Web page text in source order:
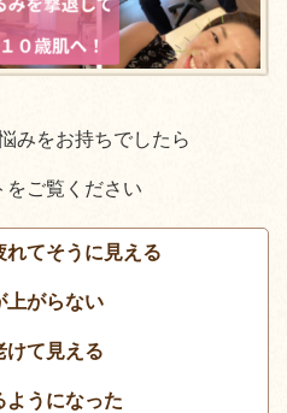
みをお持ちでしたら
をご覧ください
れてそうに見える
上がらない
けて見える
ようになった